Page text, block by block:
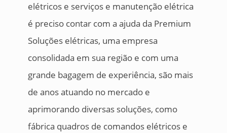
elétricos e serviços e manutenção elétrica
é preciso contar com a ajuda da Premium
Soluções elétricas, uma empresa
consolidada em sua região e com uma
grande bagagem de experiência, são mais
de anos atuando no mercado e
aprimorando diversas soluções, como
fábrica quadros de comandos elétricos e